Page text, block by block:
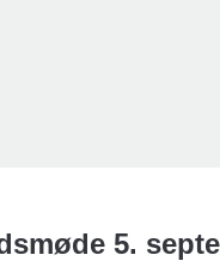
5.